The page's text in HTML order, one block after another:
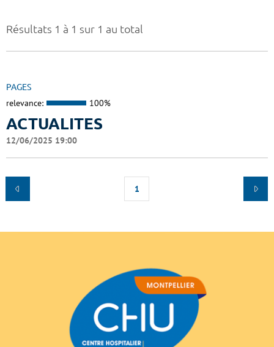
Résultats 1 à 1 sur 1 au total
PAGES
relevance: 100%
ACTUALITES
12/06/2025 19:00
1